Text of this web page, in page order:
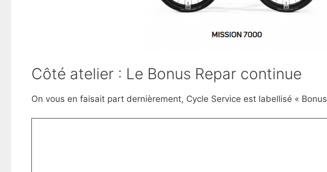
Côté atelier : Le Bonus Repar continue
On vous en faisait part dernièrement, Cycle Service est labellisé «